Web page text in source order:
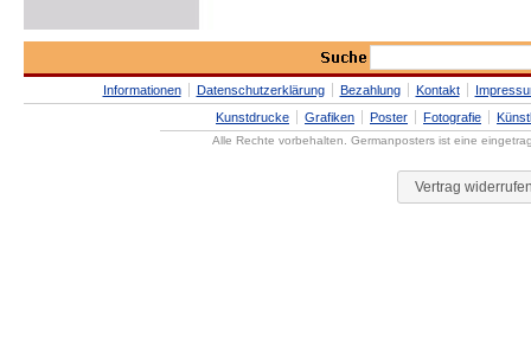
Informationen Datenschutzerklärung Bezahlung Kontakt
Kunstdrucke
Grafiken Poster Fotografie
Alle Rechte vorbehalten. Germanposters ist eine
Vertrag